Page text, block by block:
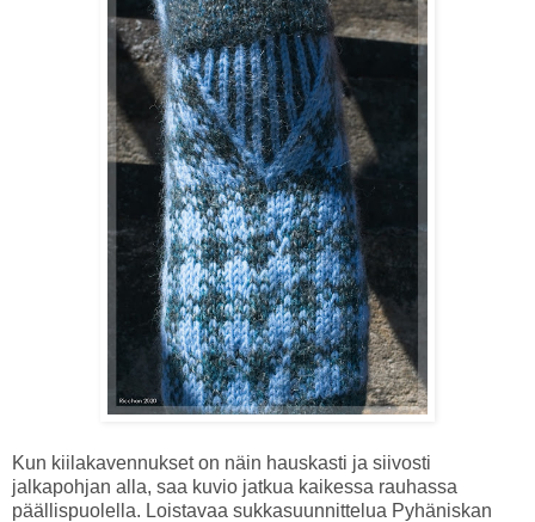
Kun kiilakavennukset on näin hauskasti ja siivosti
jalkapohjan alla, saa kuvio jatkua kaikessa rauhassa
päällispuolella. Loistavaa sukkasuunnittelua Pyhäniskan